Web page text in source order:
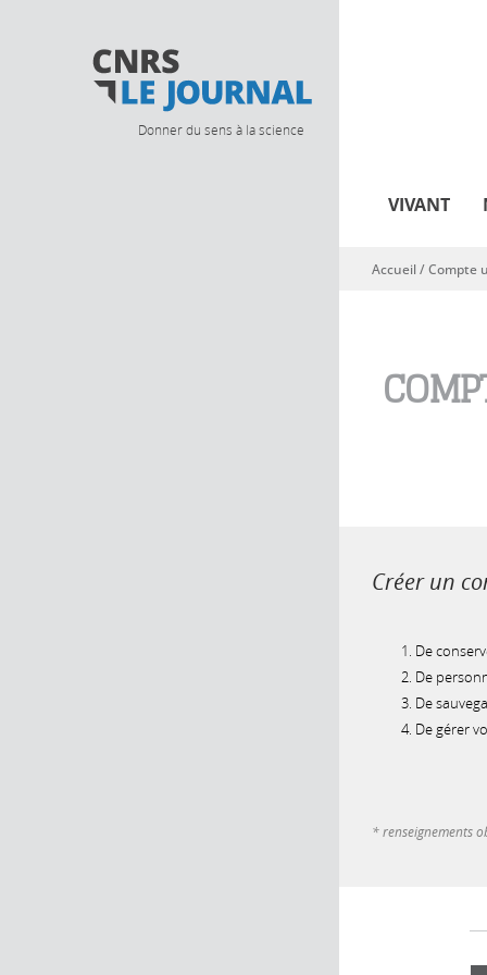
Donner du sens à la science
VIVANT
Vous êtes ici
Accueil/Compte
Créer un
De
De
De
De gérer
* renseignements